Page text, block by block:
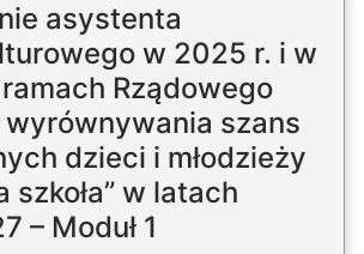
asystenta
w 2025 r. i w
Rządowego
szans
dzieci i młodzieży
szkoła” w latach
– Moduł 1